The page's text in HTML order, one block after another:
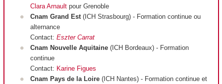
Clara Arnaultpour Grenoble
Cnam Grand Est (ICH Strasbourg) - Formation continue ou
alternance
Contact: Eszter Carrat
Cnam Nouvelle Aquitaine(ICH Bordeaux) - Formation
continue
Contact: Karine Figues
Cnam Pays de la Loire(ICH Nantes) - Formation continue et